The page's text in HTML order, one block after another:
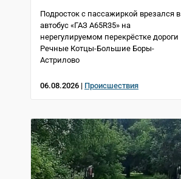
Подросток с пассажиркой врезался в
автобус «ГАЗ A65R35» на
нерегулируемом перекрёстке дороги
Речные Котцы-Большие Боры-
Астрилово
06.08.2026 | Происшествия